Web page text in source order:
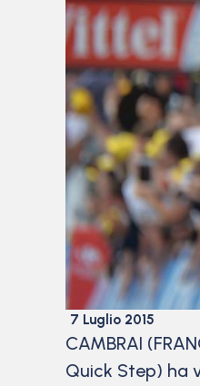
7 Luglio 2015
CAMBRAI
Quick Step) ha